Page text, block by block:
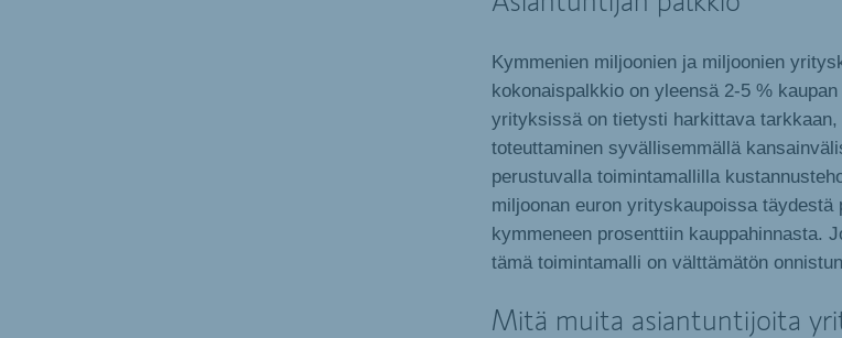
Kymmenien miljoonien ja miljoonien
kokonaispalkkio on yleensä 2-5 %
yrityksissä on tietysti harkittava
toteuttaminen syvällisemmällä
perustuvalla toimintamallilla
miljoonan euron yrityskaupoissa
kymmeneen prosenttiin kauppahinnasta.
tämä toimintamalli on välttämätön
Mitä muita asiantuntijoita